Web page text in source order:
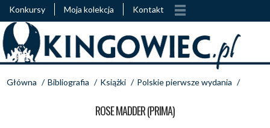
Konkursy Moja kolekcja Kontakt
Główna / Bibliografia / Książki / Polskie pierwsze wydania /
ROSE MADDER (PRIMA)